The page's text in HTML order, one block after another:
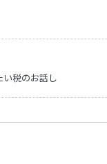
い税のお話し